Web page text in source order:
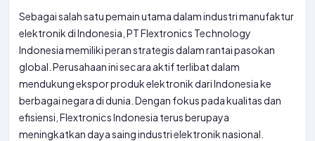
Sebagai salah satu pemain utama dalam industri manufaktur
elektronik di Indonesia, PT Flextronics Technology
Indonesia memiliki peran strategis dalam rantai pasokan
global. Perusahaan ini secara aktif terlibat dalam
mendukung ekspor produk elektronik dari Indonesia ke
berbagai negara di dunia. Dengan fokus pada kualitas dan
efisiensi, Flextronics Indonesia terus berupaya
meningkatkan daya saing industri elektronik nasional.